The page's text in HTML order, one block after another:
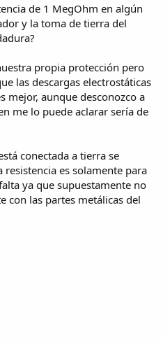
de 1 MegOhm en algún
y la toma de tierra del
propia protección pero
las descargas electrostáticas
mejor, aunque desconozco a
me lo puede aclarar sería de
conectada a tierra se
resistencia es solamente para
ya que supuestamente no
con las partes metálicas del